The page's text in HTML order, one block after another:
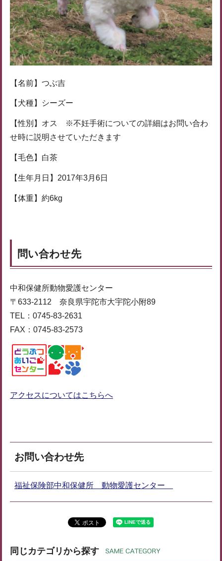
【名前】つぶ吉
【犬種】シーズー
【性別】オス ※不妊手術についての詳細はお問い合わ
せ時に説明させていただきます
【毛色】白茶
【生年月日】2017年3月6日
【体重】約6kg
問い合わせ先
中和保健所動物愛護センター
〒633-2112 奈良県宇陀市大宇陀小附89
TEL：0745-83-2631
FAX：0745-83-2573
アクセスについてはこちらへ
お問い合わせ先
福祉保険部中和保健所 動物愛護センター
同じカテゴリから探す